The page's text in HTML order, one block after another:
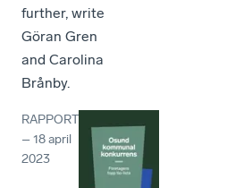
further, write
Göran Gren
and Carolina
Brånby.
RAPPORT
–18 april
2023